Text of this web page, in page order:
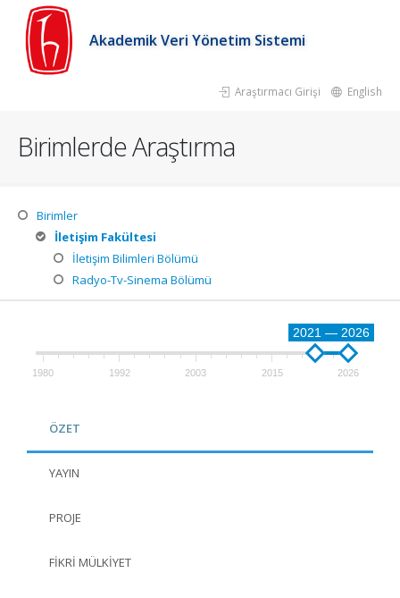
Akademik Veri Yönetim Sistemi
Araştırmacı Girişi English
Birimlerde Araştırma
Birimler
İletişim Fakültesi
İletişim Bilimleri Bölümü
Radyo-Tv-Sinema Bölümü
2021 — 2026
1980 1992 2003 2015 2026
ÖZET
YAYIN
PROJE
FIKRI MÜLKIYET